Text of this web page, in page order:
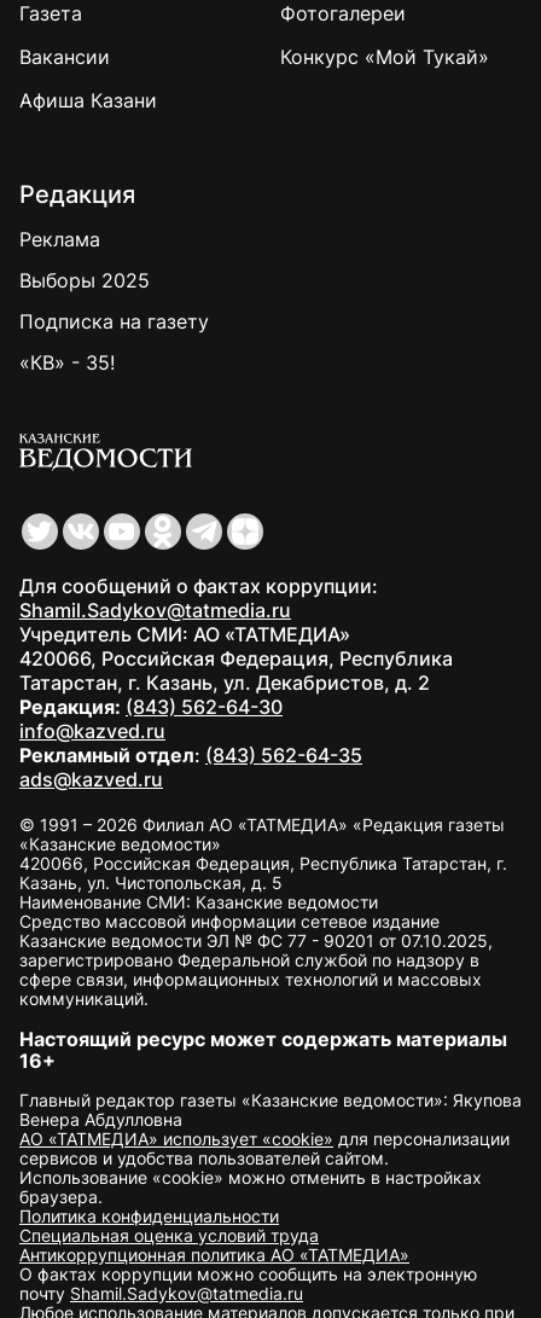
Газета
Фотогалереи
Вакансии
Конкурс «Мой Тукай»
Афиша Казани
Редакция
Реклама
Выборы 2025
Подписка на газету
«КВ» - 35!
Для сообщений о фактах коррупции:
Shamil.Sadykov@tatmedia.ru
Учредитель СМИ: АО «ТАТМЕДИА»
420066, Российская Федерация, Республика
Татарстан, г. Казань, ул. Декабристов, д. 2
Редакция: (843) 562-64-30
info@kazved.ru
Рекламный отдел: (843) 562-64-35
ads@kazved.ru
© 1991 – 2026 Филиал АО «ТАТМЕДИА» «Редакция газеты
«Казанские ведомости»
420066, Российская Федерация, Республика Татарстан, г.
Казань, ул. Чистопольская, д. 5
Наименование СМИ: Казанские ведомости
Средство массовой информации сетевое издание
Казанские ведомости ЭЛ № ФС 77 - 90201 от 07.10.2025,
зарегистрировано Федеральной службой по надзору в
сфере связи, информационных технологий и массовых
коммуникаций.
Настоящий ресурс может содержать материалы
16+
Главный редактор газеты «Казанские ведомости»: Якупова
Венера Абдулловна
АО «ТАТМЕДИА» использует «cookie» для персонализации
сервисов и удобства пользователей сайтом.
Использование «cookie» можно отменить в настройках
браузера.
Политика конфиденциальности
Специальная оценка условий труда
Антикоррупционная политика АО «ТАТМЕДИА»
О фактах коррупции можно сообщить на электронную
почту Shamil.Sadykov@tatmedia.ru
Любое использование материалов допускается только при